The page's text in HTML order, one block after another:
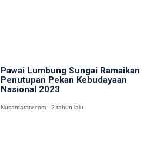
Pawai Lumbung Sungai Ramaikan
Penutupan Pekan Kebudayaan
Nasional 2023
Nusantaratv.com - 2 tahun lalu